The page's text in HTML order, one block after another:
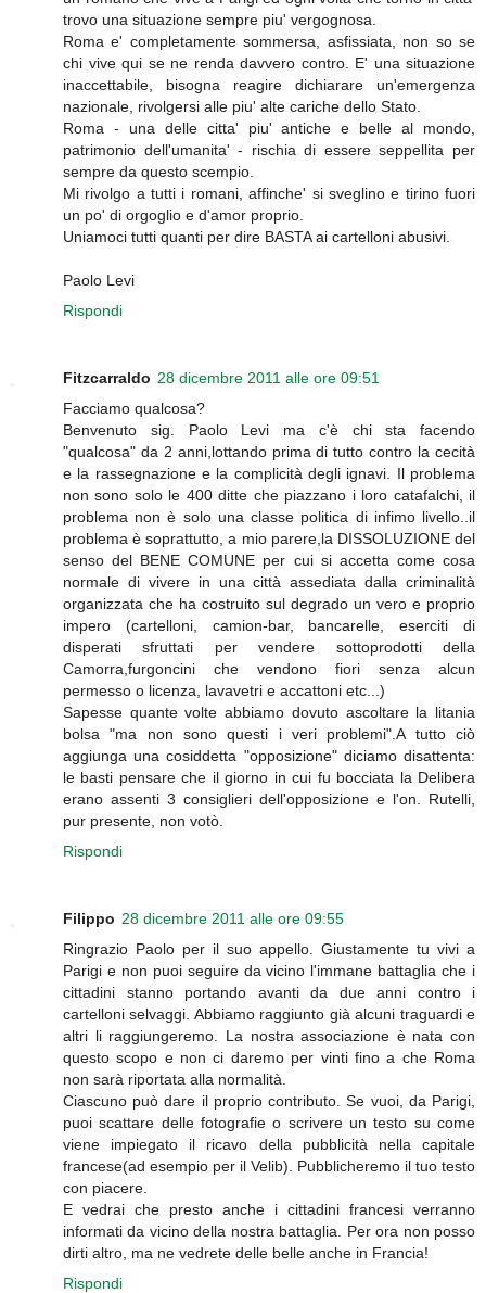
trovo una situazione sempre piu' vergognosa.
Roma e' completamente sommersa, asfissiata, non so se
chi vive qui se ne renda davvero contro. E' una situazione
inaccettabile, bisogna reagire dichiarare un'emergenza
nazionale, rivolgersi alle piu' alte cariche dello Stato.
Roma - una delle citta' piu' antiche e belle al mondo,
patrimonio dell'umanita' - rischia di essere seppellita per
sempre da questo scempio.
Mi rivolgo a tutti i romani, affinche' si sveglino e tirino fuori
un po' di orgoglio e d'amor proprio.
Uniamoci tutti quanti per dire BASTA ai cartelloni abusivi.
Paolo Levi
Rispondi
Fitzcarraldo 28 dicembre 2011 alle ore 09:51
Facciamo qualcosa?
Benvenuto sig. Paolo Levi ma c'è chi sta facendo
"qualcosa" da 2 anni,lottando prima di tutto contro la cecità
e la rassegnazione e la complicità degli ignavi. Il problema
non sono solo le 400 ditte che piazzano i loro catafalchi, il
problema non è solo una classe politica di infimo livello..il
problema è soprattutto, a mio parere,la DISSOLUZIONE del
senso del BENE COMUNE per cui si accetta come cosa
normale di vivere in una città assediata dalla criminalità
organizzata che ha costruito sul degrado un vero e proprio
impero (cartelloni, camion-bar, bancarelle, eserciti di
disperati sfruttati per vendere sottoprodotti della
Camorra,furgoncini che vendono fiori senza alcun
permesso o licenza, lavavetri e accattoni etc...)
Sapesse quante volte abbiamo dovuto ascoltare la litania
bolsa "ma non sono questi i veri problemi".A tutto ciò
aggiunga una cosiddetta "opposizione" diciamo disattenta:
le basti pensare che il giorno in cui fu bocciata la Delibera
erano assenti 3 consiglieri dell'opposizione e l'on. Rutelli,
pur presente, non votò.
Rispondi
Filippo 28 dicembre 2011 alle ore 09:55
Ringrazio Paolo per il suo appello. Giustamente tu vivi a
Parigi e non puoi seguire da vicino l'immane battaglia che i
cittadini stanno portando avanti da due anni contro i
cartelloni selvaggi. Abbiamo raggiunto già alcuni traguardi e
altri li raggiungeremo. La nostra associazione è nata con
questo scopo e non ci daremo per vinti fino a che Roma
non sarà riportata alla normalità.
Ciascuno può dare il proprio contributo. Se vuoi, da Parigi,
puoi scattare delle fotografie o scrivere un testo su come
viene impiegato il ricavo della pubblicità nella capitale
francese(ad esempio per il Velib). Pubblicheremo il tuo testo
con piacere.
E vedrai che presto anche i cittadini francesi verranno
informati da vicino della nostra battaglia. Per ora non posso
dirti altro, ma ne vedrete delle belle anche in Francia!
Rispondi